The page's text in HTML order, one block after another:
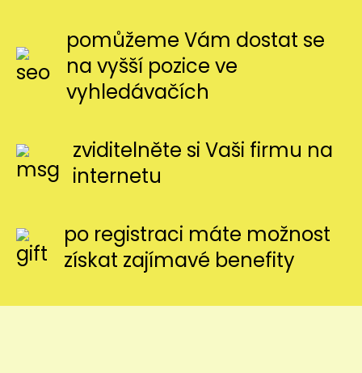
pomůžeme Vám dostat se
na vyšší pozice ve
vyhledávačích
zviditelněte si Vaši firmu na
internetu
po registraci máte možnost
získat zajímavé benefity